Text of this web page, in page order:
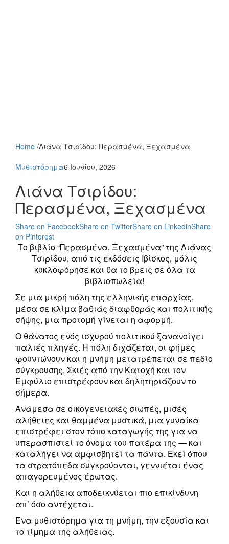
Home /Λιάνα Τσιρίδου: Περασμένα, Ξεχασμένα
Μυθιστόρημα6 Ιουνίου, 2026
Λιάνα Τσιρίδου:
Περασμένα, Ξεχασμένα
Share on FacebookShare on TwitterShare on LinkedinShare
on Pinterest
Το βιβλίο “Περασμένα, Ξεχασμένα” της Λιάνας
Τσιρίδου, από τις εκδόσεις Ιβίσκος, μόλις
κυκλοφόρησε και θα το βρεις σε όλα τα
βιβλιοπωλεία!
Σε μια μικρή πόλη της ελληνικής επαρχίας,
μέσα σε κλίμα βαθιάς διαφθοράς και πολιτικής
σήψης, μια προτομή γίνεται η αφορμή.
Ο θάνατος ενός ισχυρού πολιτικού ξανανοίγει
παλιές πληγές. Η πόλη διχάζεται, οι φήμες
φουντώνουν και η μνήμη μετατρέπεται σε πεδίο
σύγκρουσης. Σκιές από την Κατοχή και τον
Εμφύλιο επιστρέφουν και δηλητηριάζουν το
σήμερα.
Ανάμεσα σε οικογενειακές σιωπές, μισές
αλήθειες και θαμμένα μυστικά, μια γυναίκα
επιστρέφει στον τόπο καταγωγής της για να
υπερασπιστεί το όνομα του πατέρα της — και
καταλήγει να αμφισβητεί τα πάντα. Εκεί όπου
τα στρατόπεδα συγκρούονται, γεννιέται ένας
απαγορευμένος έρωτας.
Και η αλήθεια αποδεικνύεται πιο επικίνδυνη
απ’ όσο αντέχεται.
Ένα μυθιστόρημα για τη μνήμη, την εξουσία και
το τίμημα της αλήθειας.